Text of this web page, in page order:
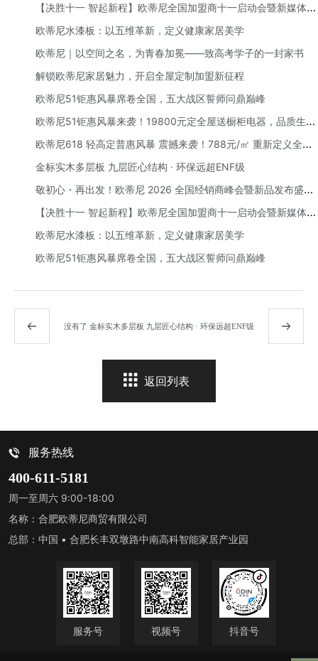
圆满举办：以 AI 赋能，向高端前行
【决胜十一 智起新程】欧蒂尼全国加盟商十一启动会暨新媒体赋
能培训会圆满举办
欧蒂尼水漆板：以五维革新，定义健康家居美学
欧蒂尼｜以空间之名，为青春加冕——致高考学子的一封家书
解锁欧蒂尼家居魅力，开启全屋定制加盟新征程
欧蒂尼51钜惠风暴席卷全国，五大战区誓师问鼎巅峰
欧蒂尼51钜惠风暴来袭！19800元定全屋送橱柜电器，品质生活
一步到位
欧蒂尼618 轻高定普惠风暴 震撼来袭！788元/㎡ 重新定义全屋
定制性价比
金标实木多层板 九层匠心结构 · 环保远超ENF级
敬初心・再出发！欧蒂尼 2026 全国经销商峰会暨新品发布盛典
圆满举办：以 AI 赋能，向高端前行
【决胜十一 智起新程】欧蒂尼全国加盟商十一启动会暨新媒体赋
能培训会圆满举办
欧蒂尼水漆板：以五维革新，定义健康家居美学
欧蒂尼51钜惠风暴席卷全国，五大战区誓师问鼎巅峰
没有了 金标实木多层板 九层匠心结构 · 环保远超ENF级
返回列表
服务热线
400-611-5181
周一至周六 9:00-18:00
名称：合肥欧蒂尼商贸有限公司
总部：中国 • 合肥长丰双墩路中南高科智能家居产业园
服务号 视频号 抖音号